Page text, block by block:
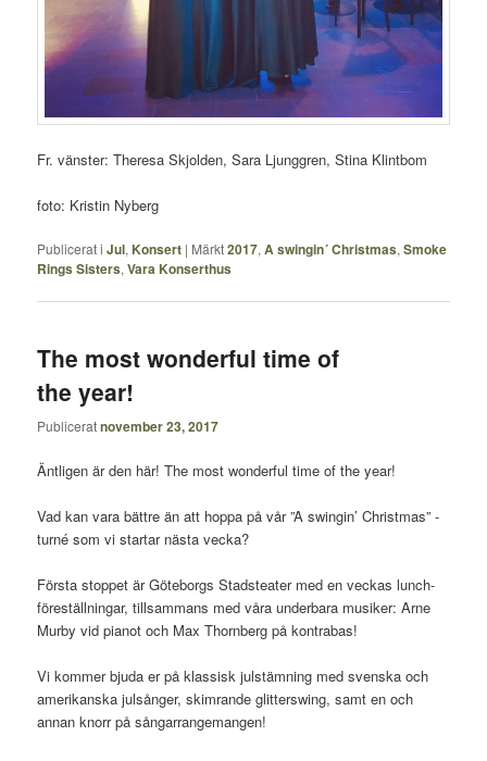
Fr. vänster: Theresa Skjolden, Sara Ljunggren, Stina Klintbom
foto: Kristin Nyberg
Publicerat i Jul,Konsert | Märkt2017,A swingin´ Christmas,Smoke
Rings Sisters,Vara Konserthus
The most wonderful time of
the year!
Publiceratnovember 23, 2017
Äntligen är den här! The most wonderful time of the year!
Vad kan vara bättre än att hoppa på vår ”A swingin’ Christmas” -
turné som vi startar nästa vecka?
Första stoppet är Göteborgs Stadsteater med en veckas lunch-
föreställningar, tillsammans med våra underbara musiker: Arne
Murby vid pianot och Max Thornberg på kontrabas!
Vi kommer bjuda er på klassisk julstämning med svenska och
amerikanska julsånger, skimrande glitterswing, samt en och
annan knorr på sångarrangemangen!